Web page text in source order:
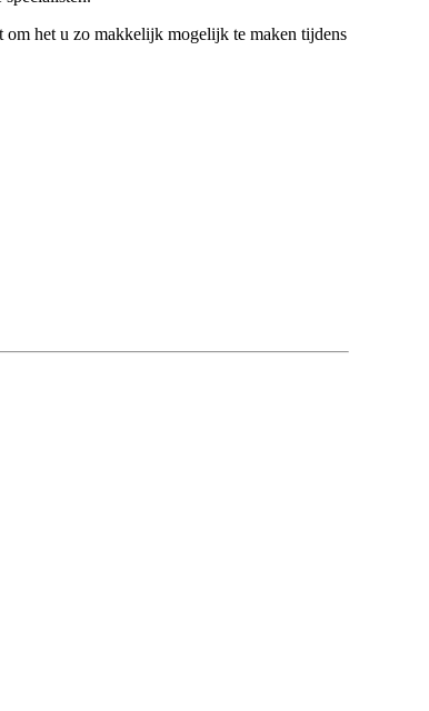
om het u zo makkelijk mogelijk te maken tijdens